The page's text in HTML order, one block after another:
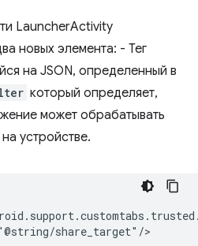
LauncherActivity
новых элемента: - Тег
на JSON, определенный в
который определяет,
может обрабатывать
устройстве.
share_target"/>